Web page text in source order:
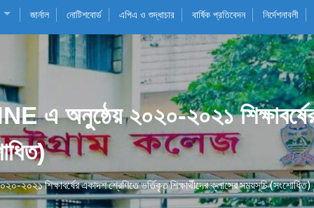
জার্নাল নোটিশবোর্ড এপিএ ও শুদ্ধাচার বার্ষিক প্রতিবেদন নির্দেশনাবলী
এ অনুষ্ঠেয় ২০২০-২০২১
শিক্ষাবর্ষের একাদশ শ্রেণিতে ভর্তিকৃত শিক্ষার্থীদের ক্লাসের সময়সূচি (সংশোধিত)